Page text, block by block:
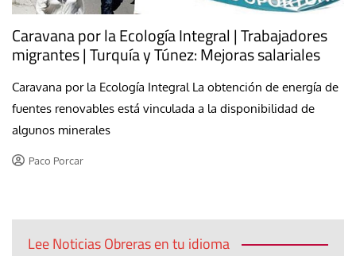
Caravana por la Ecología Integral | Trabajadores
migrantes | Turquía y Túnez: Mejoras salariales
Caravana por la Ecología Integral La obtención de energía de
fuentes renovables está vinculada a la disponibilidad de
algunos minerales
Paco Porcar
Lee Noticias Obreras en tu idioma